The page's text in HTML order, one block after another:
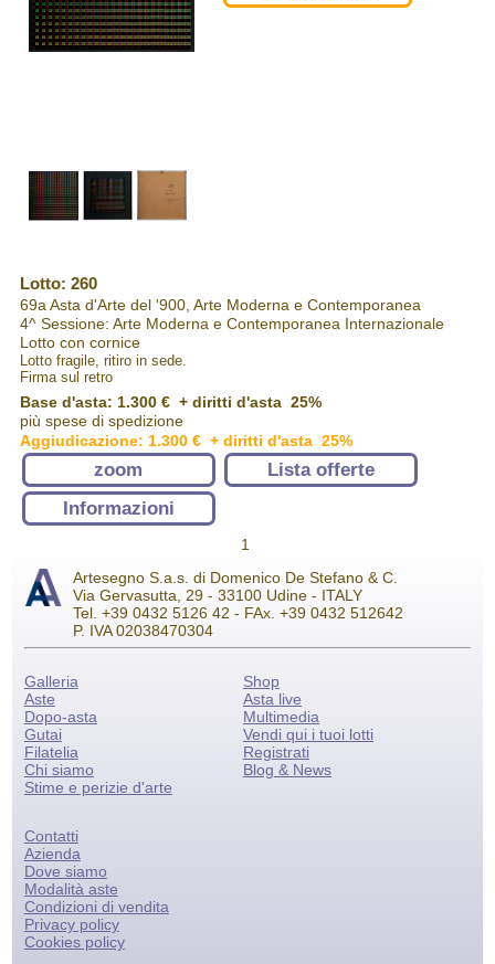
Lotto: 260
69a Asta d'Arte del '900, Arte Moderna e Contemporanea
4^ Sessione: Arte Moderna e Contemporanea Internazionale
Lotto con cornice
Lotto fragile, ritiro in sede.
Firma sul retro
Base d'asta: 1.300 € + diritti d'asta 25%
più spese di spedizione
Aggiudicazione: 1.300 € + diritti d'asta 25%
zoom
Lista offerte
Informazioni
1
Artesegno S.a.s. di Domenico De Stefano & C.
Via Gervasutta, 29 - 33100 Udine - ITALY
Tel. +39 0432 5126 42 - FAx. +39 0432 512642
P. IVA 02038470304
Galleria
Aste
Dopo-asta
Gutai
Filatelia
Chi siamo
Stime e perizie d'arte
Shop
Asta live
Multimedia
Vendi qui i tuoi lotti
Registrati
Blog & News
Contatti
Azienda
Dove siamo
Modalità aste
Condizioni di vendita
Privacy policy
Cookies policy